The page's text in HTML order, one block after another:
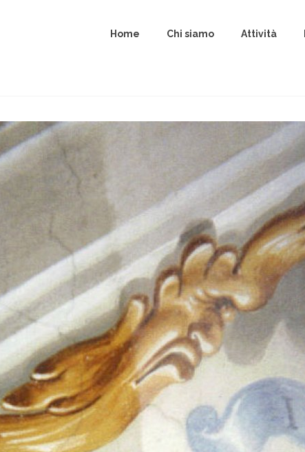
Home Chi siamo Attività